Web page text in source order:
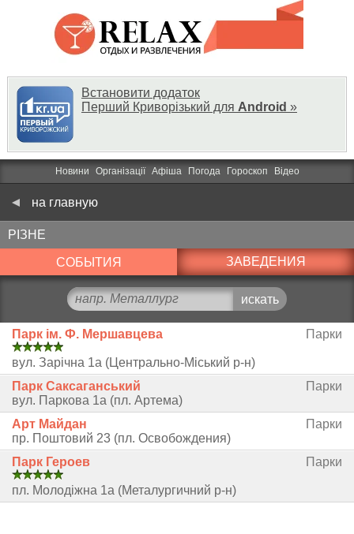
Встановити додаток
Перший Криворізький для Android »
Новини Організації Афіша Погода Гороскоп Відео
на главную
РІЗНЕ
СОБЫТИЯ ЗАВЕДЕНИЯ
Парк ім. Ф. Мершавцева Парки
вул. Зарічна 1а (Центрально-Міський р-н)
Парк Саксаганський
Парки
вул. Паркова 1а (пл. Артема)
Арт Майдан
Парки
пр. Поштовий 23 (пл. Освобождения)
Парк Героев
Парки
пл. Молодіжна 1а (Металургичний р-н)